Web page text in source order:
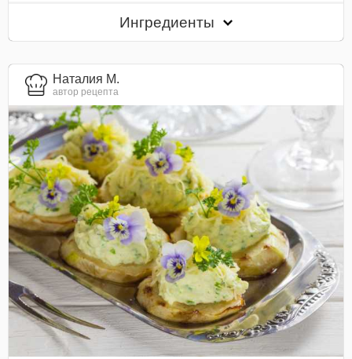
Ингредиенты
Наталия М.
автор рецепта